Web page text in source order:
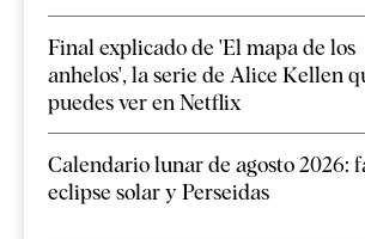
Final explicado de 'El mapa de los
anhelos', la serie de Alice Kellen
puedes ver en Netflix
Calendario lunar de agosto 2026:
eclipse solar y Perseidas